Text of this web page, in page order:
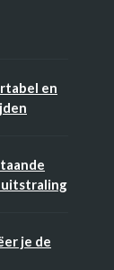
en
uitstraling
je de